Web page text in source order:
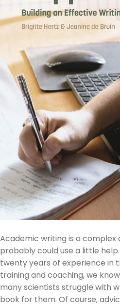
Academic writing is a complex
probably could use a little
twenty years of experience in
training and coaching, we
many scientists struggle with
book for them. Of course,